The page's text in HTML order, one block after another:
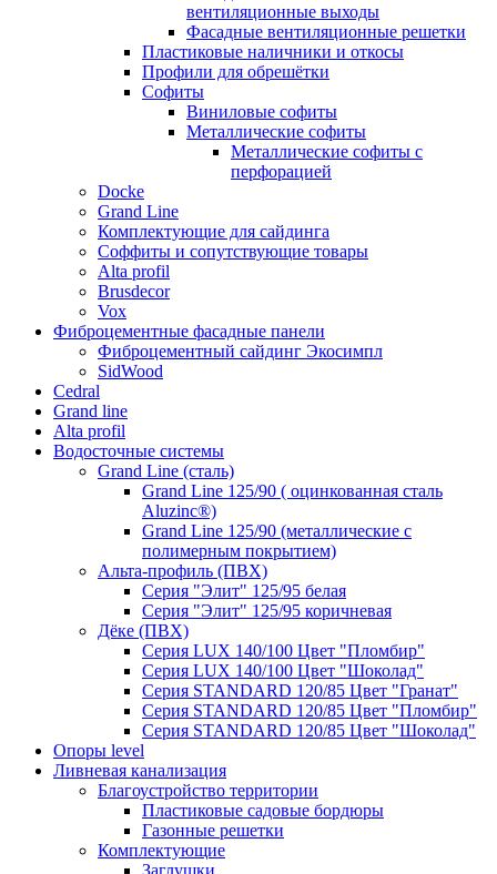
вентиляционные выходы
Фасадные вентиляционные решетки
Пластиковые наличники и откосы
Профили для обрешётки
Софиты
Виниловые софиты
Металлические софиты
Металлические софиты с
перфорацией
Docke
Grand Line
Комплектующие для сайдинга
Соффиты и сопутствующие товары
Alta profil
Brusdecor
Vox
Фиброцементные фасадные панели
Фиброцементный сайдинг Экосимпл
SidWood
Cedral
Grand line
Аlta profil
Водосточные системы
Grand Line (сталь)
Grand Line 125/90 ( оцинкованная сталь
Aluzinc®)
Grand Line 125/90 (металлические с
полимерным покрытием)
Альта-профиль (ПВХ)
Серия "Элит" 125/95 белая
Серия "Элит" 125/95 коричневая
Дёке (ПВХ)
Серия LUX 140/100 Цвет "Пломбир"
Серия LUX 140/100 Цвет "Шоколад"
Серия STANDARD 120/85 Цвет "Гранат"
Серия STANDARD 120/85 Цвет "Пломбир"
Серия STANDARD 120/85 Цвет "Шоколад"
Опоры level
Ливневая канализация
Благоустройство территории
Пластиковые садовые бордюры
Газонные решетки
Комплектующие
Заглушки